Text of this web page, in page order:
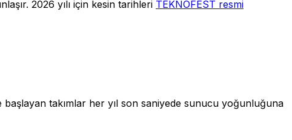
2026 yılı için kesin tarihleri TEKNOFEST resmi
takımlar her yıl son saniyede sunucu yoğunluğuna